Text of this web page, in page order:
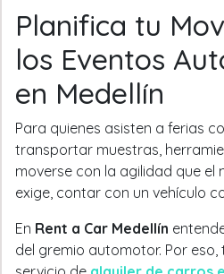
Planifica tu
los Eventos
en Medellín
Para quienes asisten a ferias
transportar muestras,
moverse con la agilidad que el
exige, contar con un vehículo
En Rent a Car Medellín
del gremio automotor. Por